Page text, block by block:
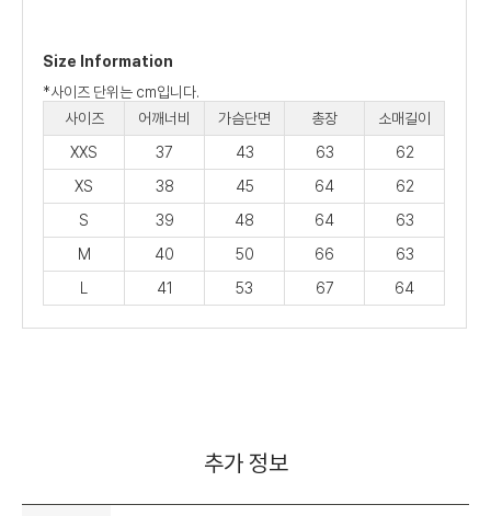
Size Information
*사이즈 단위는 cm입니다.
사이즈
어깨너비 가슴단면 총장
소매길이
XXS
37 43 63
62
XS
38 45 64
62
S
39 48 64
63
M
40 50 66
63
L
41 53 67 64
추가 정보